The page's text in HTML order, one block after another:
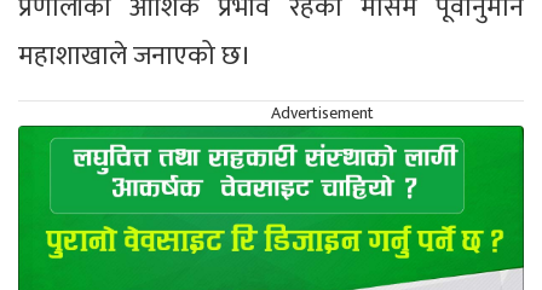
महाशाखाले जनाएको छ।